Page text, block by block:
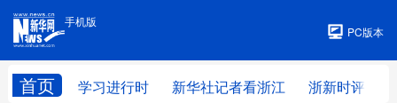
手机版
PC版本
首页 学习进行时 新华社记者看浙江 浙新时评
手机版